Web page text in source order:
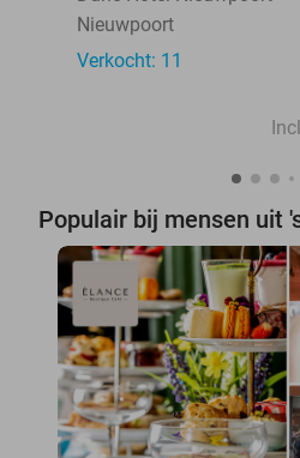
Nieuwpoort
Verkocht: 11
Populair bij mensen uit